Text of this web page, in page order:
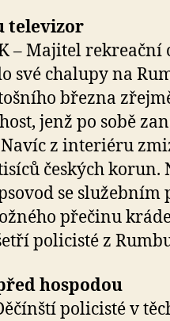
televizor
– Majitel
své chalupy na
března
jenž po sobě
z interiéru
českých korun.
se
přečinu
policisté z
hospodou
policisté v